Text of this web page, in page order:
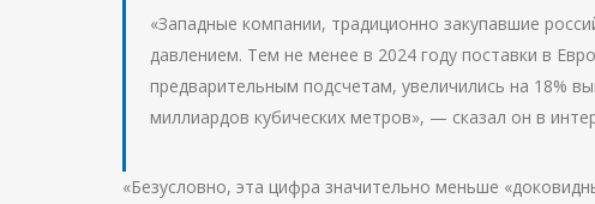
«Западные компании, традиционно закупавшие
давлением. Тем не менее в 2024 году поставки в
предварительным подсчетам, увеличились на 18%
миллиардов кубических метров», — сказал он в
«Безусловно, эта цифра значительно меньше